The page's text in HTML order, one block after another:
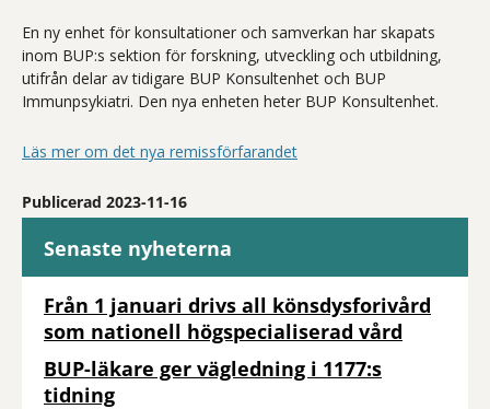
En ny enhet för konsultationer och samverkan har skapats
inom BUP:s sektion för forskning, utveckling och utbildning,
utifrån delar av tidigare BUP Konsultenhet och BUP
Immunpsykiatri. Den nya enheten heter BUP Konsultenhet.
Läs mer om det nya remissförfarandet
Publicerad 2023-11-16
Senaste nyheterna
Från 1 januari drivs all könsdysforivård
som nationell högspecialiserad vård
BUP-läkare ger vägledning i 1177:s
tidning